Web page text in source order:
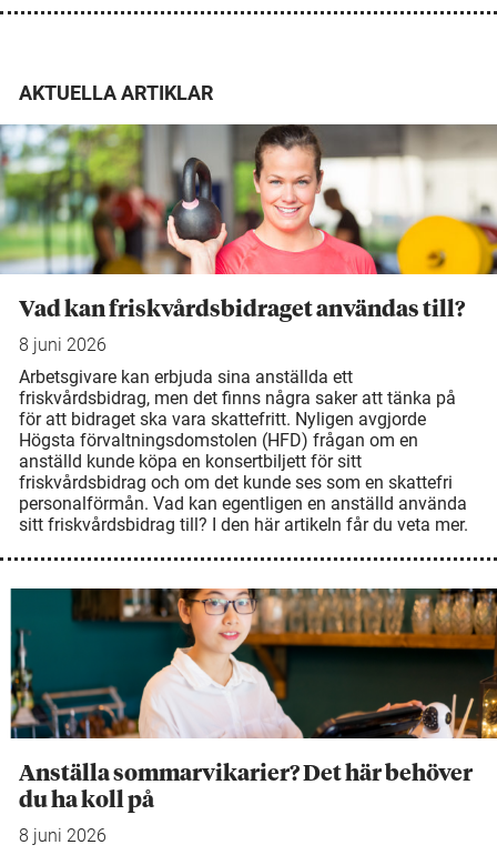
AKTUELLA ARTIKLAR
Vad kan friskvårdsbidraget användas till?
8 juni 2026
Arbetsgivare kan erbjuda sina anställda ett
friskvårdsbidrag, men det finns några saker att tänka på
för att bidraget ska vara skattefritt. Nyligen avgjorde
Högsta förvaltningsdomstolen (HFD) frågan om en
anställd kunde köpa en konsertbiljett för sitt
friskvårdsbidrag och om det kunde ses som en skattefri
personalförmån. Vad kan egentligen en anställd använda
sitt friskvårdsbidrag till? I den här artikeln får du veta mer.
Anställa sommarvikarier? Det här behöver
du ha koll på
8 juni 2026